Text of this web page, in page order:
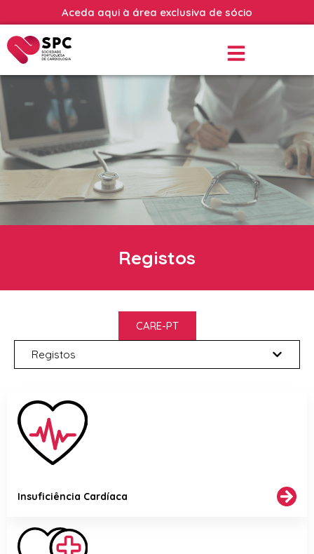
Aceda aqui à área exclusiva de sócio
Registos
CARE-PT
Registos
Insuficiência Cardíaca